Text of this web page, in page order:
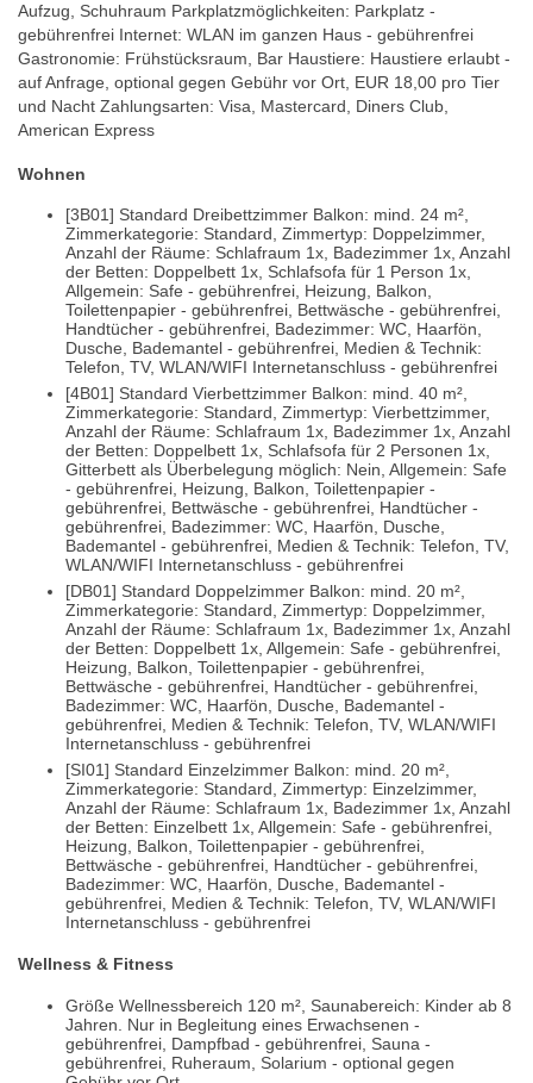
Aufzug, Schuhraum Parkplatzmöglichkeiten: Parkplatz -
gebührenfrei Internet: WLAN im ganzen Haus - gebührenfrei
Gastronomie: Frühstücksraum, Bar Haustiere: Haustiere erlaubt -
auf Anfrage, optional gegen Gebühr vor Ort, EUR 18,00 pro Tier
und Nacht Zahlungsarten: Visa, Mastercard, Diners Club,
American Express
Wohnen
[3B01] Standard Dreibettzimmer Balkon: mind. 24 m²,
Zimmerkategorie: Standard, Zimmertyp: Doppelzimmer,
Anzahl der Räume: Schlafraum 1x, Badezimmer 1x, Anzahl
der Betten: Doppelbett 1x, Schlafsofa für 1 Person 1x,
Allgemein: Safe - gebührenfrei, Heizung, Balkon,
Toilettenpapier - gebührenfrei, Bettwäsche - gebührenfrei,
Handtücher - gebührenfrei, Badezimmer: WC, Haarfön,
Dusche, Bademantel - gebührenfrei, Medien & Technik:
Telefon, TV, WLAN/WIFI Internetanschluss - gebührenfrei
[4B01] Standard Vierbettzimmer Balkon: mind. 40 m²,
Zimmerkategorie: Standard, Zimmertyp: Vierbettzimmer,
Anzahl der Räume: Schlafraum 1x, Badezimmer 1x, Anzahl
der Betten: Doppelbett 1x, Schlafsofa für 2 Personen 1x,
Gitterbett als Überbelegung möglich: Nein, Allgemein: Safe
- gebührenfrei, Heizung, Balkon, Toilettenpapier -
gebührenfrei, Bettwäsche - gebührenfrei, Handtücher -
gebührenfrei, Badezimmer: WC, Haarfön, Dusche,
Bademantel - gebührenfrei, Medien & Technik: Telefon, TV,
WLAN/WIFI Internetanschluss - gebührenfrei
[DB01] Standard Doppelzimmer Balkon: mind. 20 m²,
Zimmerkategorie: Standard, Zimmertyp: Doppelzimmer,
Anzahl der Räume: Schlafraum 1x, Badezimmer 1x, Anzahl
der Betten: Doppelbett 1x, Allgemein: Safe - gebührenfrei,
Heizung, Balkon, Toilettenpapier - gebührenfrei,
Bettwäsche - gebührenfrei, Handtücher - gebührenfrei,
Badezimmer: WC, Haarfön, Dusche, Bademantel -
gebührenfrei, Medien & Technik: Telefon, TV, WLAN/WIFI
Internetanschluss - gebührenfrei
[SI01] Standard Einzelzimmer Balkon: mind. 20 m²,
Zimmerkategorie: Standard, Zimmertyp: Einzelzimmer,
Anzahl der Räume: Schlafraum 1x, Badezimmer 1x, Anzahl
der Betten: Einzelbett 1x, Allgemein: Safe - gebührenfrei,
Heizung, Balkon, Toilettenpapier - gebührenfrei,
Bettwäsche - gebührenfrei, Handtücher - gebührenfrei,
Badezimmer: WC, Haarfön, Dusche, Bademantel -
gebührenfrei, Medien & Technik: Telefon, TV, WLAN/WIFI
Internetanschluss - gebührenfrei
Wellness & Fitness
Größe Wellnessbereich 120 m², Saunabereich: Kinder ab 8
Jahren. Nur in Begleitung eines Erwachsenen -
gebührenfrei, Dampfbad - gebührenfrei, Sauna -
gebührenfrei, Ruheraum, Solarium - optional gegen